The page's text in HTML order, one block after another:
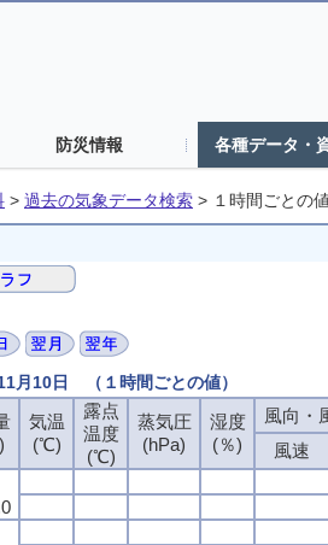
防災情報 各種データ・
> 過去の気象データ検索 > １時間ごとの
月10日 （１時間ごとの値）
気温
(℃)
露点
温度
(℃)
蒸気圧
(hPa)
湿度
(％)
風向・
風速
気温
(℃)
露点
温度
(℃)
蒸気圧
(hPa)
湿度
(％)
風向・
風速
気温
(℃)
露点
温度
(℃)
蒸気圧
(hPa)
湿度
(％)
風向・
風速
気温
(℃)
露点
温度
(℃)
蒸気圧
(hPa)
湿度
(％)
風向・
風速